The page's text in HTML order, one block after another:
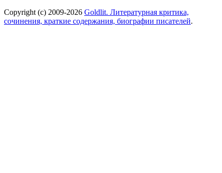
Copyright (c) 2009-2026 Goldlit. Литературная критика,
сочинения, краткие содержания, биографии писателей.